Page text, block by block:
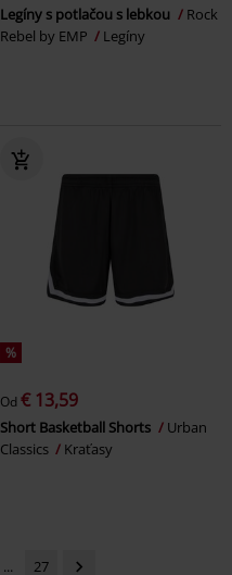
Legíny s potlačou s lebkou
Rock
Rebel by EMP
Legíny
%
Od € 13,59
Short Basketball Shorts
Urban
Classics
Kraťasy
... 27